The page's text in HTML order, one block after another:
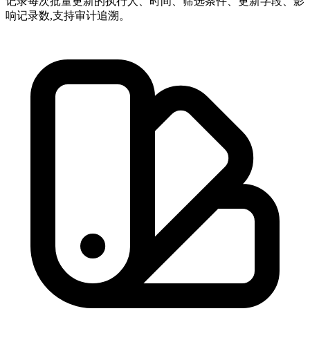
响记录数,支持审计追溯。